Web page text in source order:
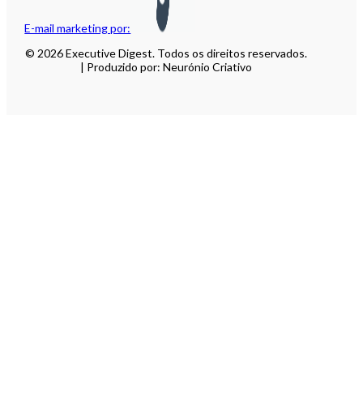
E-mail marketing por:
© 2026 Executive Digest. Todos os direitos reservados.
| Produzido por: Neurónio Criativo